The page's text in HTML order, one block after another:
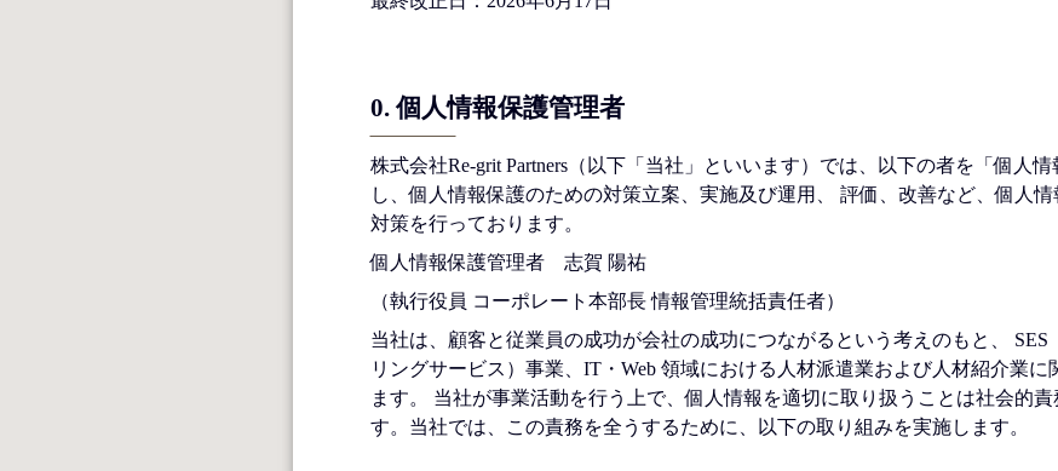
0. 個人情報保護管理者
株式会社Re-grit Partners（以下「当社」といいます）では、以下の者を「個人
し、個人情報保護のための対策立案、実施及び運用、 評価、改善など、個人
対策を行っております。
個人情報保護管理者 志賀 陽祐
（執行役員 コーポレート本部長 情報管理統括責任者）
当社は、顧客と従業員の成功が会社の成功につながるという考えのもと、 SES
リングサービス）事業、IT・Web 領域における⼈材派遣業および⼈材紹介業に
ます。 当社が事業活動を行う上で、個⼈情報を適切に取り扱うことは社会的
す。当社では、この責務を全うするために、以下の取り組みを実施します。